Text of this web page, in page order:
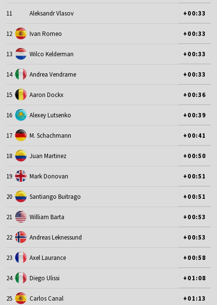
11 Aleksandr Vlasov +00:33
12 Ivan Romeo +00:33
13 Wilco Kelderman +00:33
14 Andrea Vendrame +00:33
15 Aaron Dockx +00:36
16 Alexey Lutsenko +00:39
17 M. Schachmann +00:41
18 Juan Martinez +00:50
19 Mark Donovan +00:51
20 Santiango Buitrago +00:51
21 William Barta +00:53
22 Andreas Leknessund +00:53
23 Axel Laurance +00:58
24 Diego Ulissi +01:08
25 Carlos Canal +01:13